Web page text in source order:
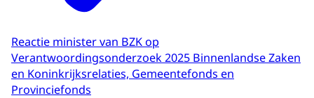
Reactie minister van BZK op
Verantwoordingsonderzoek 2025 Binnenlandse Zaken
en Koninkrijksrelaties, Gemeentefonds en
Provinciefonds